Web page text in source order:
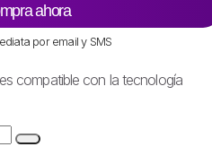
ahora
por email y SMS
compatible con la tecnología